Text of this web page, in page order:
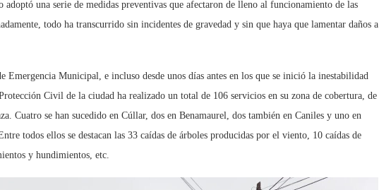
adoptó una serie de medidas preventivas que afectaron de lleno al funcionamiento de las
todo ha transcurrido sin incidentes de gravedad y sin que haya que lamentar daños a
Emergencia Municipal, e incluso desde unos días antes en los que se inició la inestabilidad
Civil de la ciudad ha realizado un total de 106 servicios en su zona de cobertura, de
Cuatro se han sucedido en Cúllar, dos en Benamaurel, dos también en Caniles y uno en
todos ellos se destacan las 33 caídas de árboles producidas por el viento, 10 caídas de
y hundimientos, etc.